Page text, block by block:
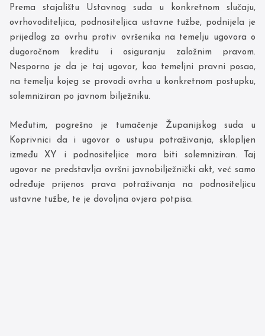
Prema stajalištu Ustavnog suda u konkretnom slučaju,
ovrhovoditeljica, podnositeljica ustavne tužbe, podnijela je
prijedlog za ovrhu protiv ovršenika na temelju ugovora o
dugoročnom kreditu i osiguranju založnim pravom.
Nesporno je da je taj ugovor, kao temeljni pravni posao,
na temelju kojeg se provodi ovrha u konkretnom postupku,
solemniziran po javnom bilježniku.
Međutim, pogrešno je tumačenje Županijskog suda u
Koprivnici da i ugovor o ustupu potraživanja, sklopljen
između XY i podnositeljice mora biti solemniziran. Taj
ugovor ne predstavlja ovršni javnobilježnički akt, već samo
određuje prijenos prava potraživanja na podnositeljicu
ustavne tužbe, te je dovoljna ovjera potpisa.